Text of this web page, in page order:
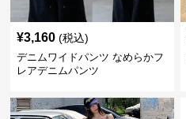
¥3,160 (税込)
デニムワイドパンツ なめらかフ
レアデニムパンツ